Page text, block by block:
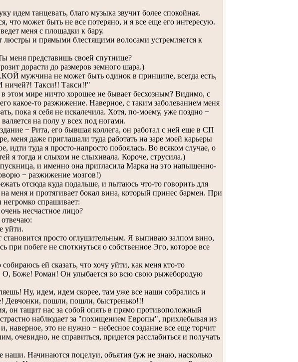
танцевать, благо музыка звучит более спокойная.
может быть не все потеряно, и я все еще его интересую.
меня с площадки к бару.
и прямыми блестящими волосами устремляется к
меня представишь своей спутнице?
дорасти до размеров земного шара.)
мужчина не может быть одинок в принципе, всегда есть,
ничей?! Такси!! Такси!!"
мире ничто хорошее не бывает бесхозным? Видимо, с
какое-то разжижение. Наверное, с таким заболеванием меня
пока я себя не искалечила. Хотя, по-моему, уже поздно −
на полу у всех под ногами.
− Рита, его бывшая коллега, он работал с ней еще в СП
меня даже приглашали туда работать на заре моей карьеры
идти туда я просто-напросто побоялась. Во всяком случае, о
я тогда и слыхом не слыхивала. Короче, струсила.)
и именно она пригласила Марка на это напыщенно-
− разжижение мозгов!)
отсюда куда подальше, и пытаюсь что-то говорить для
меня и протягивает бокал вина, который принес бармен. При
спрашивает:
несчастное лицо?
уйти.
просто оглушительным. Я выпиваю залпом вино,
при побеге не споткнуться о собственное Эго, которое все
ей сказать, что хочу уйти, как меня кто-то
О, Боже! Роман! Он улыбается во всю свою рыжебородую
Ну, идем, идем скорее, там уже все наши собрались и
Девчонки, пошли, пошли, быстренько!!!
тащит нас за собой опять в прямо противоположный
наблюдает за "похищением Европы", прихлебывая из
это не нужно − небесное создание все еще торчит
очевидно, не справиться, придется расслабиться и получать
Начинаются поцелуи, объятия (уж не знаю, насколько